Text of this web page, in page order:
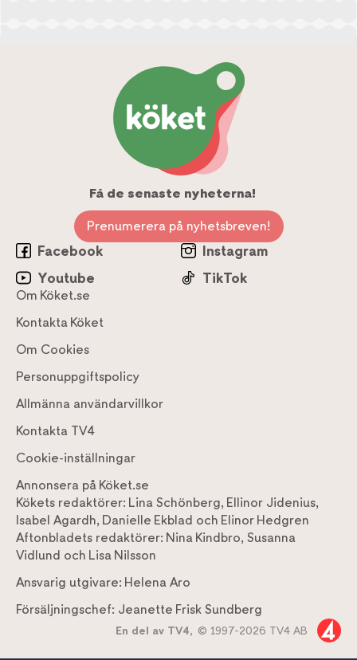
Få de senaste nyheterna!
Prenumerera på nyhetsbreven!
Facebook
Instagram
Youtube
TikTok
Om Köket.se
Kontakta Köket
Om Cookies
Personuppgiftspolicy
Allmänna användarvillkor
Kontakta TV4
Cookie-inställningar
Annonsera på Köket.se
Kökets redaktörer: Lina Schönberg, Ellinor Jidenius,
Isabel Agardh, Danielle Ekblad och Elinor Hedgren
Aftonbladets redaktörer: Nina Kindbro, Susanna
Vidlund och Lisa Nilsson
Ansvarig utgivare: Helena Aro
Försäljningschef: Jeanette Frisk Sundberg
En del av TV4, © 1997-2026 TV4 AB